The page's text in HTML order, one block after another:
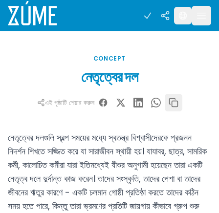
CONCEPT
নেতৃত্বের দল
এই পৃষ্ঠাটি শেয়ার করুন
নেতৃত্বের দলগুলি স্বল্প সময়ের মধ্যে স্বতন্ত্র বিশ্বাসীদেরকে প্রজনন
নিদর্শন শিখতে সজ্জিত করে যা সারাজীবন স্থায়ী হয়। যাযাবর, ছাত্র, সামরিক
কর্মী, কালোচিত কর্মীরা যারা ইতিমধ্যেই যীশুর অনুগামী হয়েছেন তারা একটি
নেতৃত্ব দলে দুর্দান্ত কাজ করেন। তাদের সংস্কৃতি, তাদের পেশা বা তাদের
জীবনের ঋতুর কারণে - একটি চলমান গোষ্ঠী প্রতিষ্ঠা করতে তাদের কঠিন
সময় হতে পারে, কিন্তু তারা ভ্রমণের প্রতিটি জায়গায় কীভাবে গ্রুপ শুরু